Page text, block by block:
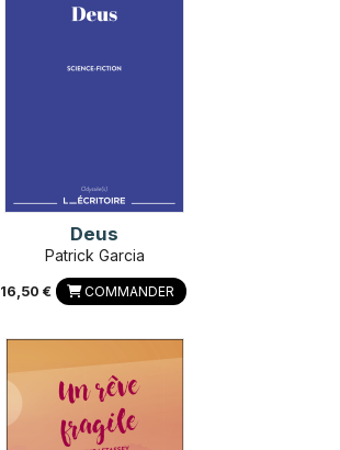
Deus
Patrick Garcia
16,50 € COMMANDER